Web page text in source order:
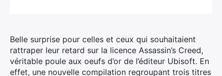
Belle surprise pour celles et ceux qui souhaitaient
rattraper leur retard sur la licence Assassin’s Creed,
véritable poule aux oeufs d’or de l’éditeur Ubisoft. En
effet, une nouvelle compilation regroupant trois titres